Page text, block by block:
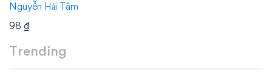
Nguyễn Hải Tâm
98 ₫
Trending